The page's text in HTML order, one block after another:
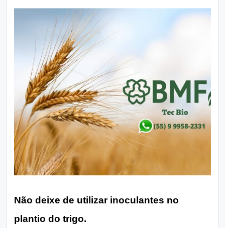
Não deixe de utilizar inoculantes no
plantio do trigo.